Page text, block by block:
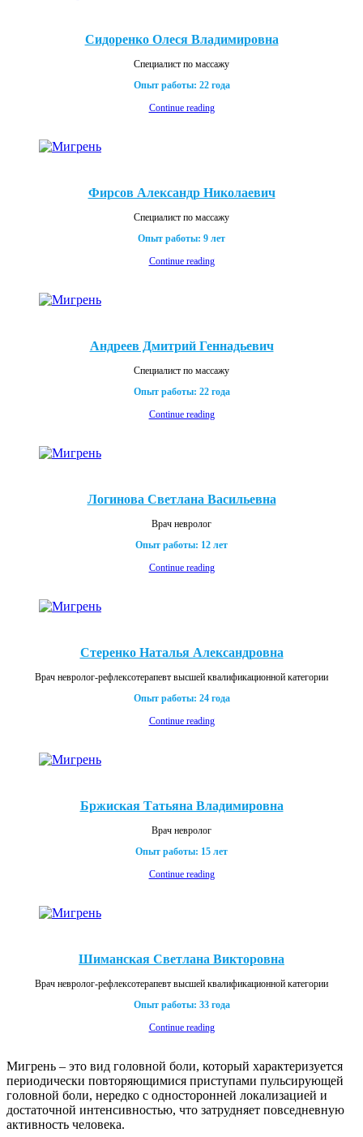
Сидоренко Олеся Владимировна
Специалист по массажу
Опыт работы: 22 года
Continue reading
Фирсов Александр Николаевич
Специалист по массажу
Опыт работы: 9 лет
Continue reading
Андреев Дмитрий Геннадьевич
Специалист по массажу
Опыт работы: 22 года
Continue reading
Логинова Светлана Васильевна
Врач невролог
Опыт работы: 12 лет
Continue reading
Стеренко Наталья Александровна
Врач невролог-рефлексотерапевт высшей квалификационной категории
Опыт работы: 24 года
Continue reading
Бржиская Татьяна Владимировна
Врач невролог
Опыт работы: 15 лет
Continue reading
Шиманская Светлана Викторовна
Врач невролог-рефлексотерапевт высшей квалификационной категории
Опыт работы: 33 года
Continue reading
Мигрень – это вид головной боли, который характеризуется
периодически повторяющимися приступами пульсирующей
головной боли, нередко с односторонней локализацией и
достаточной интенсивностью, что затрудняет повседневную
активность человека.